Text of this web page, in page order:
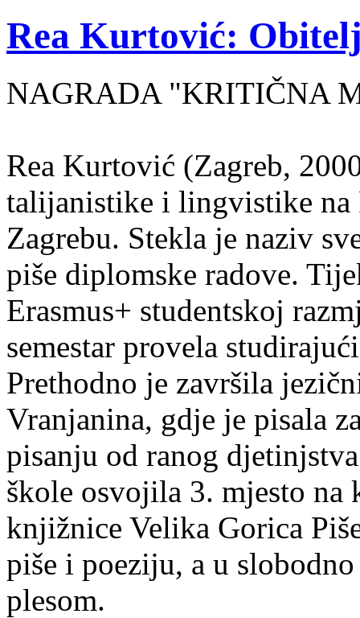
Rea Kurtović:
NAGRADA "KRITIČNA
Rea Kurtović (Zagreb,
talijanistike i lingvistike
Zagrebu. Stekla je naziv
piše diplomske radove.
Erasmus+ studentskoj
semestar provela
Prethodno je završila
Vranjanina, gdje je pisala
pisanju od ranog
škole osvojila 3. mjesto na
knjižnice Velika Gorica
piše i poeziju, a u
plesom.